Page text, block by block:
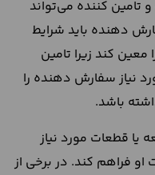
کننده می‌تواند
دهنده باید شرایط
کند زیرا تامین
نیاز سفارش دهنده را
باشد.
قطعات مورد نیاز
فراهم کند. در برخی از